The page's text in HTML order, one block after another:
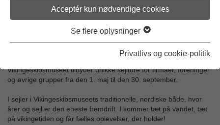
Acceptér kun nødvendige cookies
Se flere oplysninger
Privatlivs og cookie-politik
Sejl ud på Roskilde Fjord sammen
Gruppesejladser 1. maj til 30. september
Oplev, hvordan det var at være ombord på et vikingeskib!
Vikingeskibsmuseet tilbyder unikke sejlture for firmaer, foreninger
og øvrige grupper fra den 1. maj til den 30. september.
I sejler i Vikingeskibsmuseets traditionelle, nordiske både, hvor
årer og sejl er den eneste fremdrift. I kommer tæt på vandet, tæt
på vikingetiden og får fælles oplevelser, der holder!